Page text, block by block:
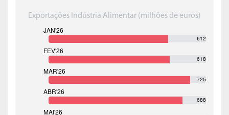
Exportações Indústria Alimentar (milhões de euros)
612
618
725
688